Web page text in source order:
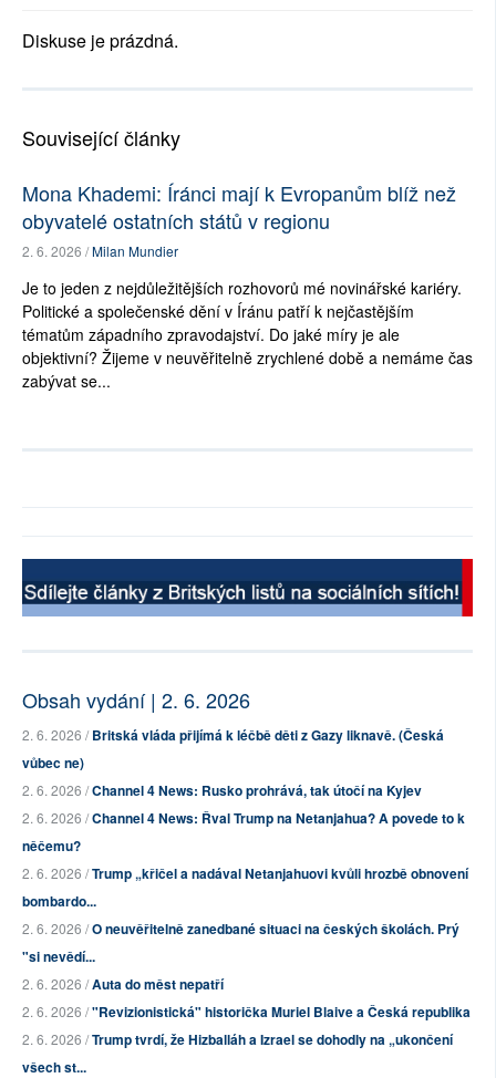
Diskuse je prázdná.
Související články
Mona Khademi: Íránci mají k Evropanům blíž než
obyvatelé ostatních států v regionu
2. 6. 2026 /Milan Mundier
Je to jeden z nejdůležitějších rozhovorů mé novinářské kariéry.
Politické a společenské dění v Íránu patří k nejčastějším
tématům západního zpravodajství. Do jaké míry je ale
objektivní? Žijeme v neuvěřitelně zrychlené době a nemáme čas
zabývat se...
Obsah vydání | 2. 6. 2026
2. 6. 2026 /Britská vláda přijímá k léčbě děti z Gazy liknavě. (Česká
vůbec ne)
2. 6. 2026 /Channel 4 News: Rusko prohrává, tak útočí na Kyjev
2. 6. 2026 /Channel 4 News: Řval Trump na Netanjahua? A povede to k
něčemu?
2. 6. 2026 /Trump „křičel a nadával Netanjahuovi kvůli hrozbě obnovení
bombardo...
2. 6. 2026 /O neuvěřitelně zanedbané situaci na českých školách. Prý
"si nevědí...
2. 6. 2026 /Auta do měst nepatří
2. 6. 2026 /"Revizionistická" historička Muriel Blaive a Česká republika
2. 6. 2026 /Trump tvrdí, že Hizballáh a Izrael se dohodly na „ukončení
všech st...